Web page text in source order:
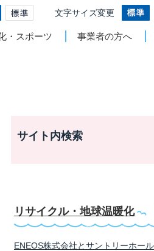
文字サイズ変更
・スポーツ 事業者の方へ
サイト内検索
リサイクル・地球温暖化
ENEOS株式会社とサントリーホー